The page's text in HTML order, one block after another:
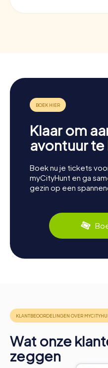
Klaar om
avontuur
Boek nu je tickets
myCityHunt en ga
gezin op een
Wat onze
zeggen